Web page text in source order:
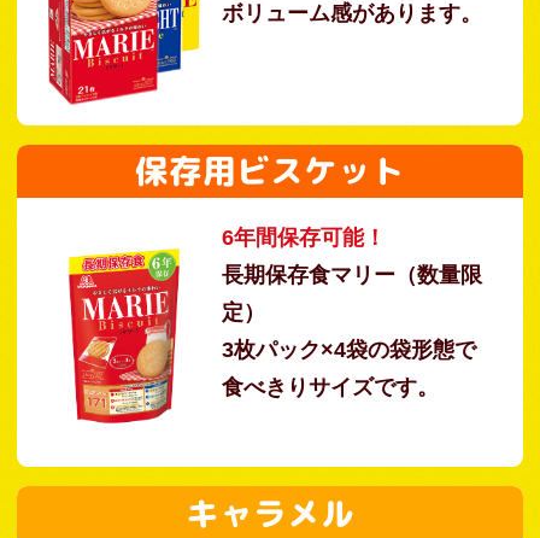
ボリューム感があります。
保存用ビスケット
6年間保存可能！
長期保存食マリー（数量限
定）
3枚パック×4袋の袋形態で
食べきりサイズです。
キャラメル